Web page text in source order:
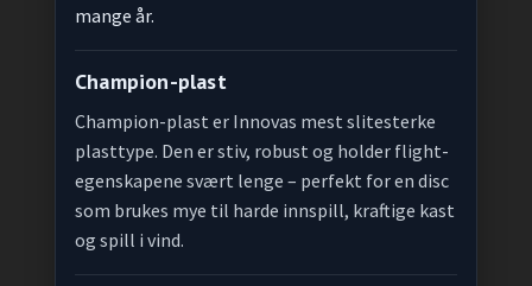
mange år.
Champion-plast
Champion-plast er Innovas mest slitesterke
plasttype. Den er stiv, robust og holder flight-
egenskapene svært lenge – perfekt for en disc
som brukes mye til harde innspill, kraftige kast
og spill i vind.